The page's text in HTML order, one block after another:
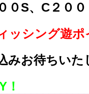
０S、C２０
ッシング遊
みお待ちいた
！